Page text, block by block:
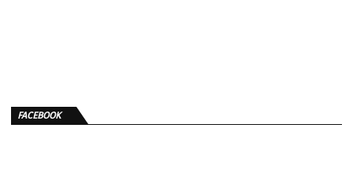
FACEBOOK